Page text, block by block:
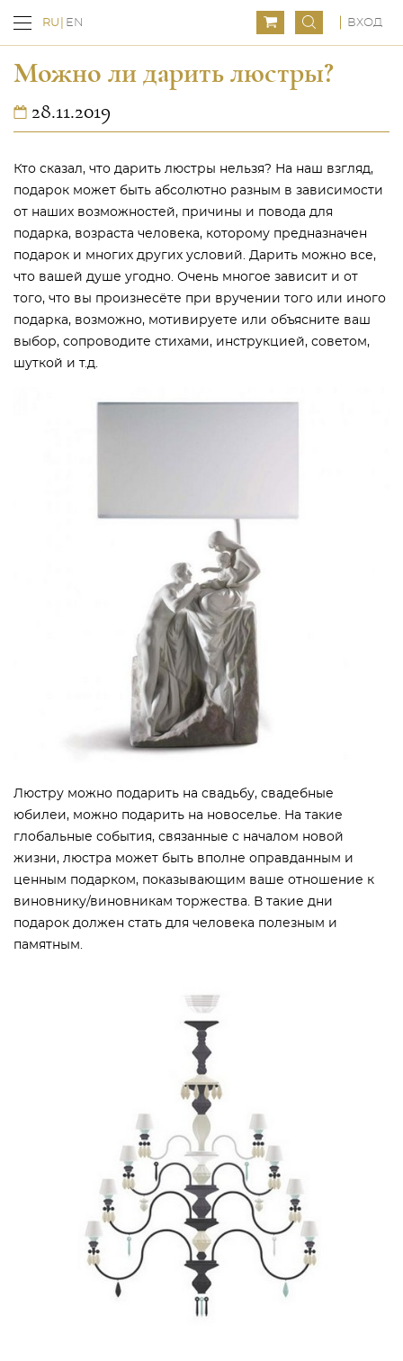
RU EN ВХОД
Можно ли дарить люстры?
28.11.2019
Кто сказал, что дарить люстры нельзя? На наш взгляд,
подарок может быть абсолютно разным в зависимости
от наших возможностей, причины и повода для
подарка, возраста человека, которому предназначен
подарок и многих других условий. Дарить можно все,
что вашей душе угодно. Очень многое зависит и от
того, что вы произнесёте при вручении того или иного
подарка, возможно, мотивируете или объясните ваш
выбор, сопроводите стихами, инструкцией, советом,
шуткой и т.д.
Люстру можно подарить на свадьбу, свадебные
юбилеи, можно подарить на новоселье. На такие
глобальные события, связанные с началом новой
жизни, люстра может быть вполне оправданным и
ценным подарком, показывающим ваше отношение к
виновнику/виновникам торжества. В такие дни
подарок должен стать для человека полезным и
памятным.